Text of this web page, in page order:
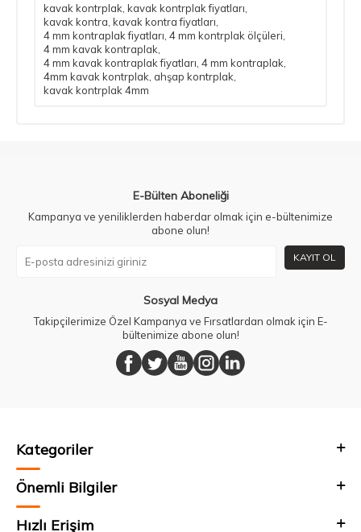
kavak kontrplak kavak kontrplak fiyatları
kavak kontra kavak kontra fiyatları
4 mm kontraplak fiyatları 4 mm kontrplak ölçüleri
4 mm kavak kontraplak
4 mm kavak kontraplak fiyatları 4 mm kontraplak
4mm kavak kontrplak ahşap kontrplak
kavak kontrplak 4mm
E-Bülten Aboneliği
Kampanya ve yeniliklerden haberdar olmak için e-bültenimize
abone olun!
KAYIT OL
Sosyal Medya
Takipçilerimize Özel Kampanya ve Fırsatlardan olmak için E-
bültenimize abone olun!
Kategoriler
Önemli Bilgiler
Hızlı Erişim